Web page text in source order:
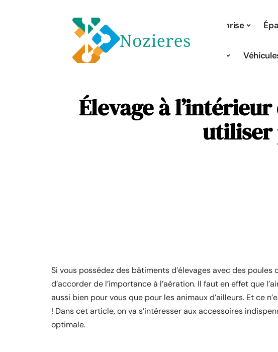
Entreprise
Élevage à
utiliser
Si vous possédez des bâtiments d’élevages avec des
d’accorder de l’importance à l’aération. Il faut en effet que
aussi bien pour vous que pour les animaux d’ailleurs. Et ce
! Dans cet article, on va s’intéresser aux accessoires
optimale.